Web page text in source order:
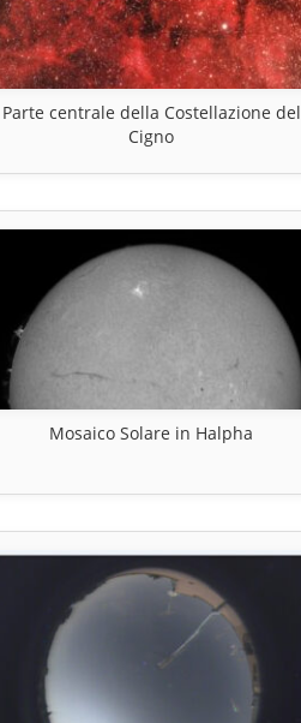
Parte centrale della Costellazione del
Cigno
Mosaico Solare in Halpha